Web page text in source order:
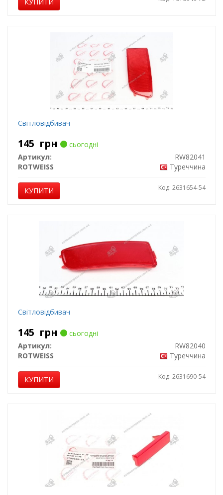
Світловідбивач
145 грн
сьогодні
Артикул:
RW82041
ROTWEISS
Туреччина
КУПИТИ Код: 2631654-54
Світловідбивач
145 грн
сьогодні
Артикул:
RW82040
ROTWEISS
Туреччина
КУПИТИ Код: 2631690-54